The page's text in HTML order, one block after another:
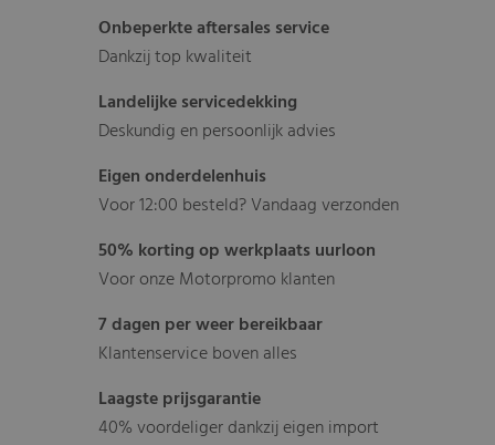
Onbeperkte aftersales service
Dankzij top kwaliteit
Landelijke servicedekking
Deskundig en persoonlijk advies
Eigen onderdelenhuis
Voor 12:00 besteld? Vandaag verzonden
50% korting op werkplaats uurloon
Voor onze Motorpromo klanten
7 dagen per weer bereikbaar
Klantenservice boven alles
Laagste prijsgarantie
40% voordeliger dankzij eigen import